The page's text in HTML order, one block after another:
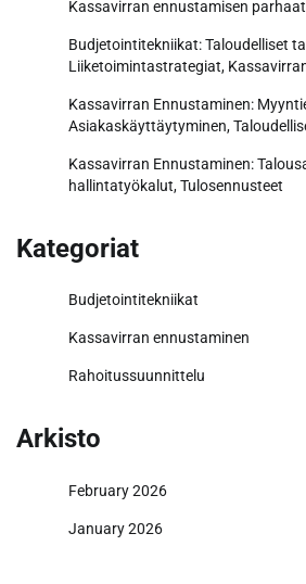
Kassavirran ennustamisen
Budjetointitekniikat: Taloudelliset
Liiketoimintastrategiat,
Kassavirran Ennustaminen:
Asiakaskäyttäytyminen,
Kassavirran Ennustaminen:
hallintatyökalut, Tulosennusteet
Kategoriat
Budjetointitekniikat
Kassavirran ennustaminen
Rahoitussuunnittelu
Arkisto
February 2026
January 2026